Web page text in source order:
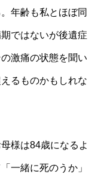
年齢も私とほぼ同
ではないが後遺症
激痛の状態を聞い
るものかもしれな
様は84歳になるよ
一緒に死のうか」